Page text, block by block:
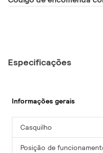
Especificações
Informações gerais
Casquilho
Posição de